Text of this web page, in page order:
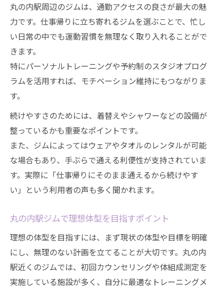
ジムで効果的にダイエット成果を上げる方
法
リバウンドしにくい痩せ方をジムで目指す方法
続くダイエットのためのジム習慣づくり
ジム選びがリバウンド防止に役立つ理由
仕事後でも続くジム通いで夏まで体型チェンジ
ジム通いを仕事帰りに続ける工夫とコツ
夜でも通いやすいジムの活用ポイント
ジムが習慣化すれば夏までに体型が変わる
仕事と両立できるジム活用のタイムマネジ
メント
ジム利用で無理なく体型を変える成功術
丸の内駅周辺のジムは、通勤アクセスの良さが最大の魅
力です。仕事帰りに立ち寄れるジムを選ぶことで、忙し
い日常の中でも運動習慣を無理なく取り入れることがで
きます。
特にパーソナルトレーニングや予約制のスタジオプログ
ラムを活用すれば、モチベーション維持にもつながりま
す。
続けやすさのためには、着替えやシャワーなどの設備が
整っているかも重要なポイントです。
また、ジムによってはウェアやタオルのレンタルが可能
な場合もあり、手ぶらで通える利便性が支持されていま
す。実際に「仕事帰りにそのまま通えるから続けやす
い」という利用者の声も多く聞かれます。
丸の内駅ジムで理想体型を目指すポイント
理想の体型を目指すには、まず現状の体型や目標を明確
にし、無理のない計画を立てることが大切です。丸の内
駅近くのジムでは、初回カウンセリングや体組成測定を
実施している施設が多く、自分に最適なトレーニングメ